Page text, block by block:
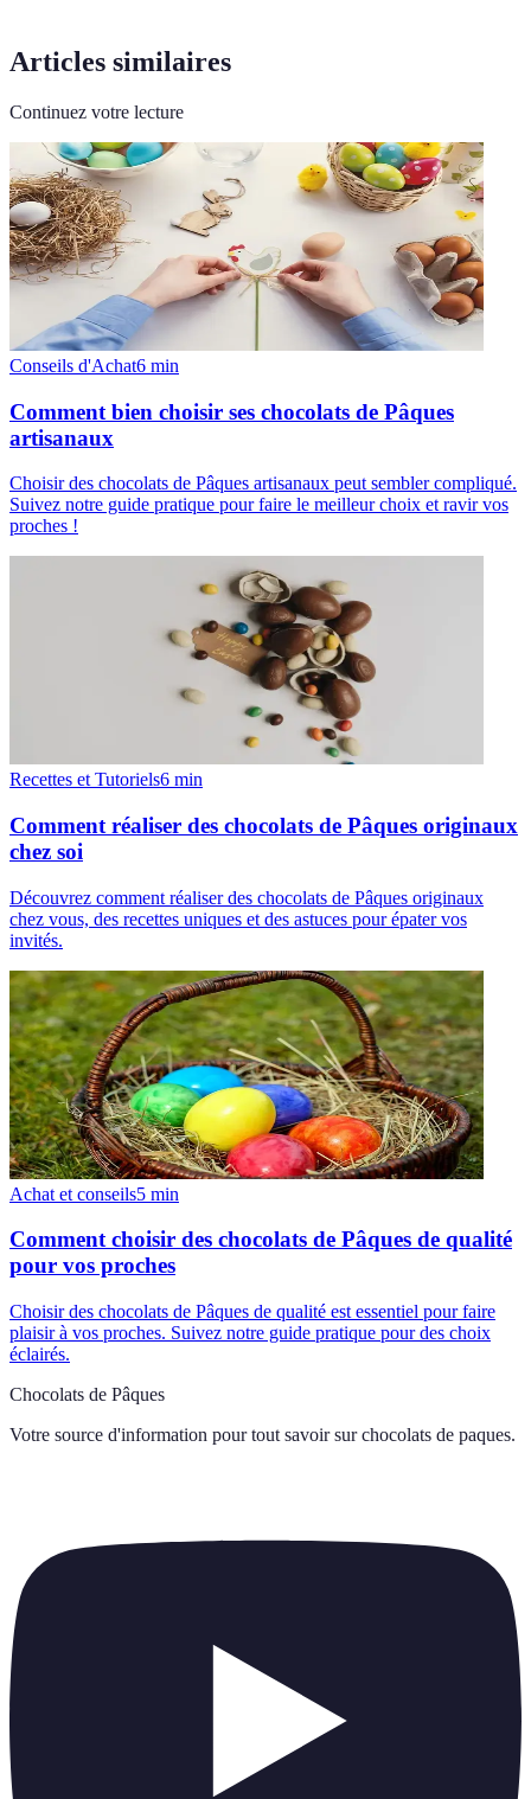
Articles similaires
Continuez votre lecture
Conseils d'Achat6 min
Comment bien choisir ses chocolats de Pâques
artisanaux
Choisir des chocolats de Pâques artisanaux peut sembler compliqué.
Suivez notre guide pratique pour faire le meilleur choix et ravir vos
proches !
Recettes et Tutoriels6 min
Comment réaliser des chocolats de Pâques originaux
chez soi
Découvrez comment réaliser des chocolats de Pâques originaux
chez vous, des recettes uniques et des astuces pour épater vos
invités.
Achat et conseils5 min
Comment choisir des chocolats de Pâques de qualité
pour vos proches
Choisir des chocolats de Pâques de qualité est essentiel pour faire
plaisir à vos proches. Suivez notre guide pratique pour des choix
éclairés.
Chocolats de Pâques
Votre source d'information pour tout savoir sur chocolats de paques.